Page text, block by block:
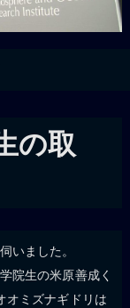
の取
いました。
院生の米原善成く
オミズナギドリは